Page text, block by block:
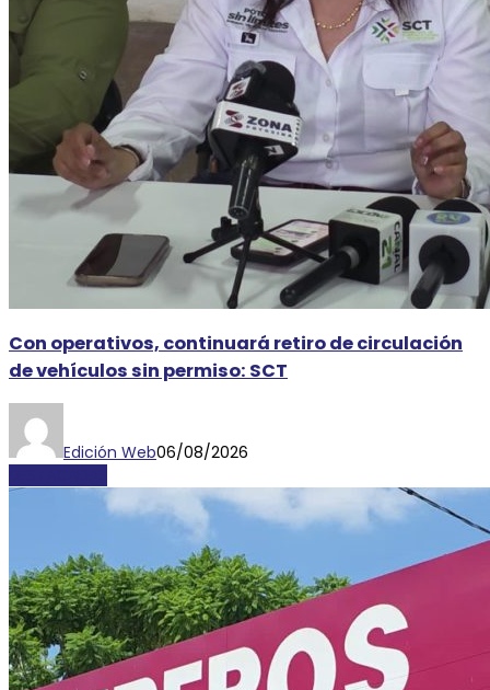
Con operativos, continuará retiro de circulación
de vehículos sin permiso: SCT
Edición Web06/08/2026